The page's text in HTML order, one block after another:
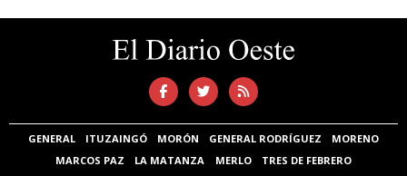
GENERAL ITUZAINGÓ MORÓN GENERAL RODRÍGUEZ
MORENO
MARCOS PAZ
LA MATANZA MERLO
TRES DE FEBRERO